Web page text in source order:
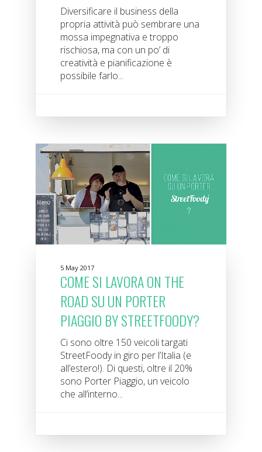
Diversificare il business della
propria attività può sembrare una
mossa impegnativa e troppo
rischiosa, ma con un po’ di
creatività e pianificazione è
possibile farlo...
5 May 2017
COME SI LAVORA ON THE
ROAD SU UN PORTER
PIAGGIO BY STREETFOODY?
Ci sono oltre 150 veicoli targati
StreetFoody in giro per l’Italia (e
all’estero!). Di questi, oltre il 20%
sono Porter Piaggio, un veicolo
che all’interno...